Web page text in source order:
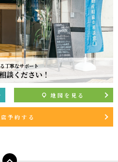
丁寧なサポート
談ください！
地図を見る
予約する